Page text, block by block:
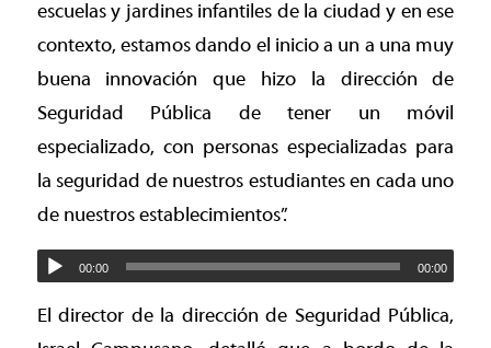
escuelas y jardines infantiles de la ciudad y en ese
contexto, estamos dando el inicio a un a una muy
buena innovación que hizo la dirección de
Seguridad Pública de tener un móvil
especializado, con personas especializadas para
la seguridad de nuestros estudiantes en cada uno
de nuestros establecimientos”.
00:00 00:00
El director de la dirección de Seguridad Pública,